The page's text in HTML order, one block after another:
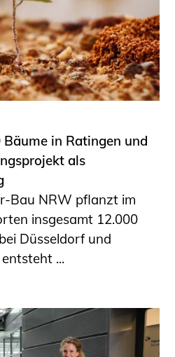
in Ratingen und
als
Bau NRW pflanzt im
insgesamt 12.000
Düsseldorf und
...